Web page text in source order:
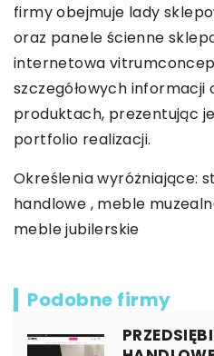
firmy obejmuje lady
oraz panele ścienne
internetowa
szczegółowych informacji
produktach, prezentując
portfolio realizacji.
Określenia wyróżniające:
handlowe , meble
meble jubilerskie
Podobne firmy